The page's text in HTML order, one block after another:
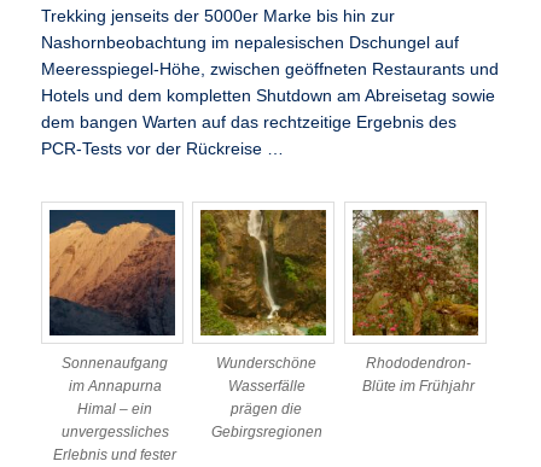
Trekking jenseits der 5000er Marke bis hin zur
Nashornbeobachtung im nepalesischen Dschungel auf
Meeresspiegel-Höhe, zwischen geöffneten Restaurants und
Hotels und dem kompletten Shutdown am Abreisetag sowie
dem bangen Warten auf das rechtzeitige Ergebnis des
PCR-Tests vor der Rückreise …
Sonnenaufgang
im Annapurna
Himal – ein
unvergessliches
Erlebnis und fester
Wunderschöne
Wasserfälle
prägen die
Gebirgsregionen
Rhododendron-
Blüte im Frühjahr